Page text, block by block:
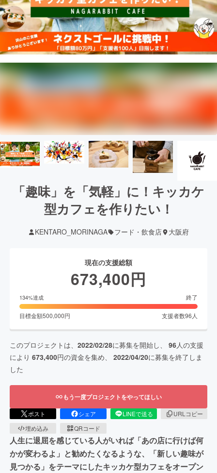
「趣味」を「気軽」に！キッカケ
型カフェを作りたい！
KENTARO_MORINAGA フード・飲食店 大阪府
現在の支援総額
673,400円
134%達成 終了
目標金額500,000円 支援者数96 人
このプロジェクトは、 2022/02/28に募集を開始し、 96人の支援
により 673,400円の資金を集め、 2022/04/20に募集を終了しま
した
もう一度プロジェクトをやってほしい
ポスト シェア LINEで送る
URLコピー
埋め込み
QRコード
人生に退屈を感じている人がいれば「あの店に行けば何
かが変わるよ」と勧めたくなるような、「新しい趣味が
見つかる」をテーマにしたキッカケ型カフェをオープン